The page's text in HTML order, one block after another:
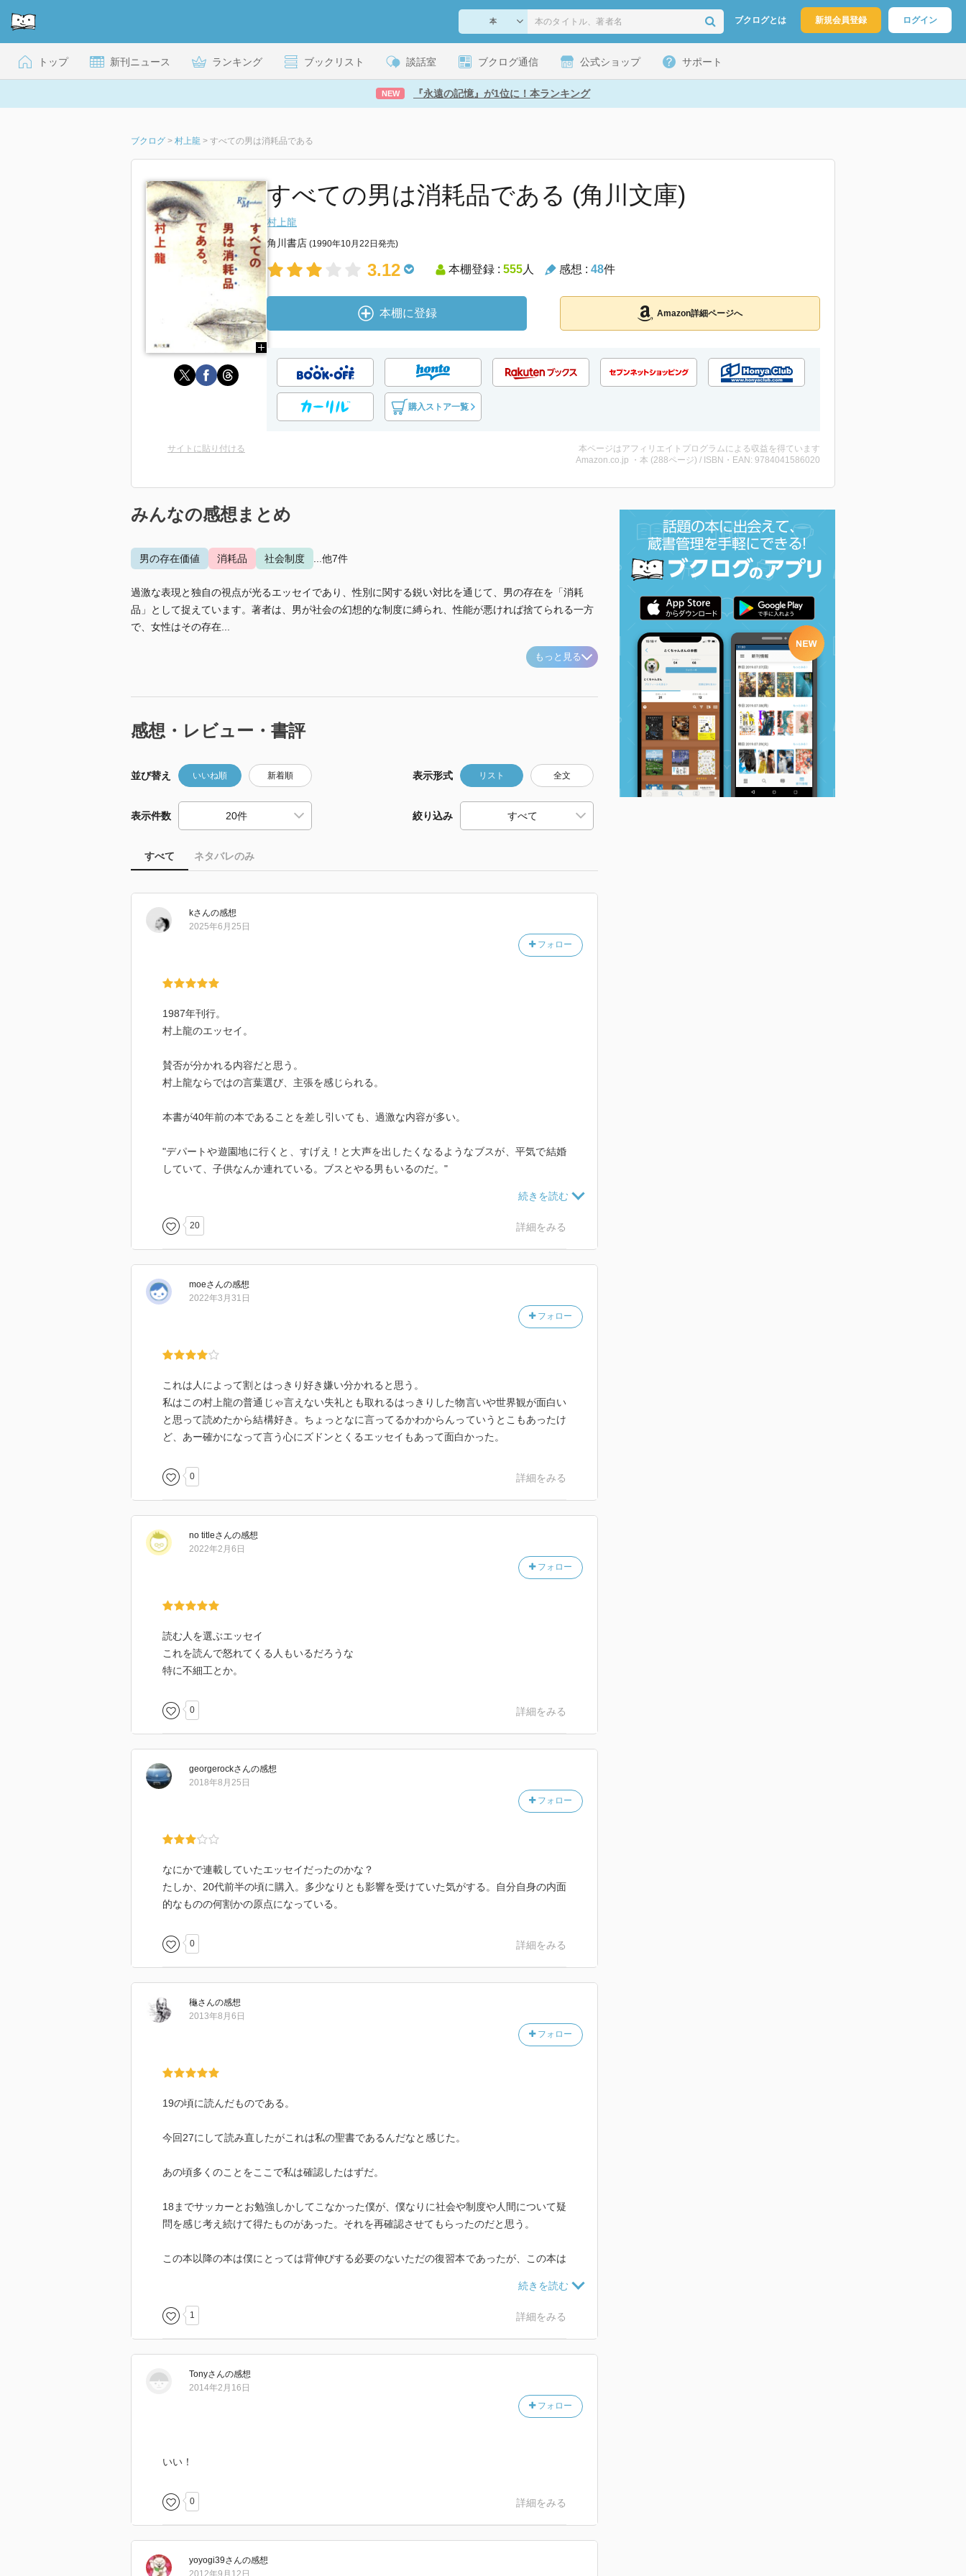
ブクログとは 新規会員登録 ログイン
トップ 新刊ニュース ランキング ブックリスト 談話室 ブクログ通信 公式ショップ サポート
NEW 『永遠の記憶』が1位に！本ランキング
ブクログ > 村上龍 > すべての男は消耗品である
すべての男は消耗品である (角川文庫)
村上龍
角川書店 (1990年10月22日発売)
3.12 本棚登録 : 555人 感想 : 48件
本棚に登録 Amazon詳細ページへ
購入ストア一覧
サイトに貼り付ける
本ページはアフィリエイトプログラムによる収益を得ています
Amazon.co.jp ・本 (288ページ) / ISBN・EAN: 9784041586020
みんなの感想まとめ
男の存在価値 消耗品 社会制度 ...他7件
過激な表現と独自の視点が光るエッセイであり、性別に関する鋭い対比を通じて、男の存在を「消耗
品」として捉えています。著者は、男が社会の幻想的な制度に縛られ、性能が悪ければ捨てられる一方
で、女性はその存在...
もっと見る
感想・レビュー・書評
並び替え いいね順 新着順 表示形式 リスト 全文
表示件数 絞り込み
すべて ネタバレのみ
kさんの感想
フォロー
2025年6月25日
1987年刊行。
村上龍のエッセイ。
賛否が分かれる内容だと思う。
村上龍ならではの言葉選び、主張を感じられる。
本書が40年前の本であることを差し引いても、過激な内容が多い。
"デパートや遊園地に行くと、すげえ！と大声を出したくなるようなブスが、平気で結婚
していて、子供なんか連れている。ブスとやる男もいるのだ。"
"浅知恵とは、女のためにある言葉だ。生物学のレベルでいうと、女に知恵はない。知恵
というのは、幻想の父性を背負わされた男にだけあるものだ。
男は構築しなければならない。社会や物語、建築物や数学を構築する。"
しかし、これらの過激な表現の裏で村上龍の独自の社会論が展開される。
背負わされ、性能が悪ければ捨てられる「消耗品」だと主張する。
絶対に敵わないとする。
村上龍がここで言う「制度」というのは、人間が自律的集団を形成・維持するための人工
的なルールのことである。
ために都合よく作られたものであると、そう主張する。
半分ぐらいは何を言っているか理解できなかったが、いくつか刺さるメッセージがあっ
た。
そのロジックや真実性は別の話として、一定の読者を刺す表現が村上龍は本当に上手い。
これらに出会えただけで読んで良かった本だった。
20 詳細をみる
moeさんの感想
フォロー
2022年3月31日
これは人によって割とはっきり好き嫌い分かれると思う。
私はこの村上龍の普通じゃ言えない失礼とも取れるはっきりした物言いや世界観が面白い
と思って読めたから結構好き。ちょっとなに言ってるかわからんっていうとこもあったけ
ど、あー確かになって言う心にズドンとくるエッセイもあって面白かった。
0 詳細をみる
no titleさんの感想
フォロー
2022年2月6日
読む人を選ぶエッセイ
これを読んで怒れてくる人もいるだろうな
特に不細工とか。
0 詳細をみる
georgerockさんの感想
フォロー
2018年8月25日
なにかで連載していたエッセイだったのかな？
たしか、20代前半の頃に購入。多少なりとも影響を受けていた気がする。自分自身の内面
的なものの何割かの原点になっている。
0 詳細をみる
龝さんの感想
フォロー
2013年8月6日
19の頃に読んだものである。
今回27にして読み直したがこれは私の聖書であるんだなと感じた。
あの頃多くのことをここで私は確認したはずだ。
18までサッカーとお勉強しかしてこなかった僕が、僕なりに社会や制度や人間について疑
問を感じ考え続けて得たものがあった。それを再確認させてもらったのだと思う。
この本以降の本は僕にとっては背伸びする必要のないただの復習本であったが、この本は
27にしてこの本を読み直す。うん、やっぱりこの本は古びない。全うなことを書いている
その男の子の村上龍を山田詠美がベテラン娼婦か、風俗営業をしている人生経験豊富なマ
1 詳細をみる
Tonyさんの感想
フォロー
2014年2月16日
いい！
0 詳細をみる
yoyogi39さんの感想
2012年9月12日